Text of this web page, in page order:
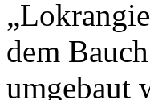
dem
umgebaut